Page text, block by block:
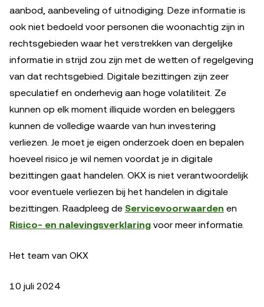
aanbod, aanbeveling of uitnodiging. Deze informatie is
ook niet bedoeld voor personen die woonachtig zijn in
rechtsgebieden waar het verstrekken van dergelijke
informatie in strijd zou zijn met de wetten of regelgeving
van dat rechtsgebied. Digitale bezittingen zijn zeer
speculatief en onderhevig aan hoge volatiliteit. Ze
kunnen op elk moment illiquide worden en beleggers
kunnen de volledige waarde van hun investering
verliezen. Je moet je eigen onderzoek doen en bepalen
hoeveel risico je wil nemen voordat je in digitale
bezittingen gaat handelen. OKX is niet verantwoordelijk
voor eventuele verliezen bij het handelen in digitale
bezittingen. Raadpleeg de Servicevoorwaarden en
Risico- en nalevingsverklaring voor meer informatie.
Het team van OKX
10 juli 2024